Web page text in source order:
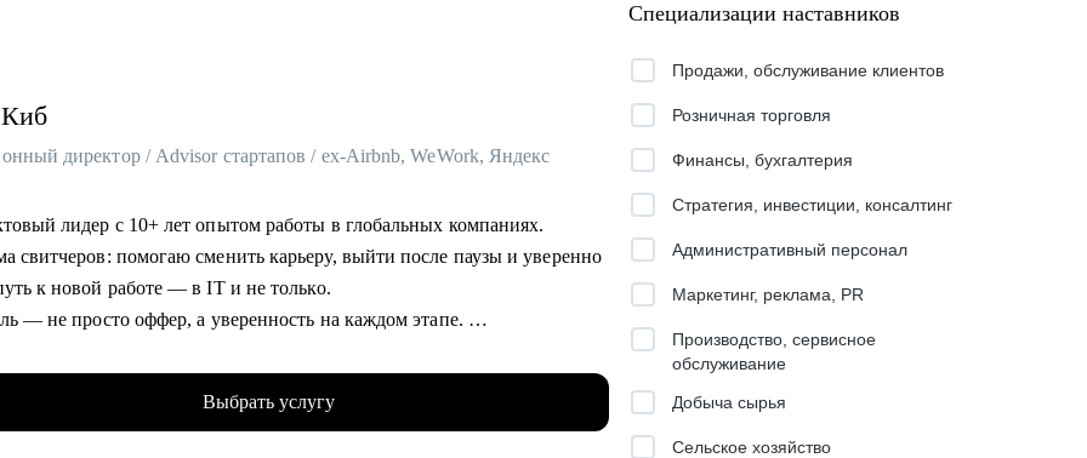
Киб
директор / Advisor стартапов / ex-Airbnb, WeWork, Яндекс
лидер с 10+ лет опытом работы в глобальных компаниях.
свитчеров: помогаю сменить карьеру, выйти после паузы и уверенно
к новой работе — в IT и не только.
— не просто оффер, а уверенность на каждом этапе.
в классные компании в России и мире;
конверсии из резюме в собеседование в 70 раз;
Выбрать услугу
Специализации наставников
Продажи, обслуживание клиентов
Розничная торговля
Финансы, бухгалтерия
Стратегия, инвестиции, консалтинг
Административный персонал
Маркетинг, реклама, PR
Производство, сервисное
обслуживание
Добыча сырья
Сельское хозяйство